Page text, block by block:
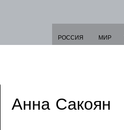
РОССИЯ МИР
Анна Сакоян